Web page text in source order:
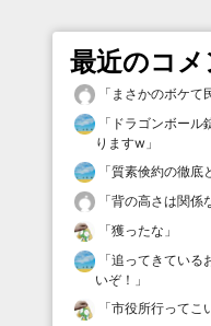
最近のコメ
「 まさかのボケて
「 ドラゴンボール
りますw 」
「質素倹約の徹底
「背の高さは関係
「獲ったな 」
「追ってきている
いぞ！ 」
「市役所行ってこ